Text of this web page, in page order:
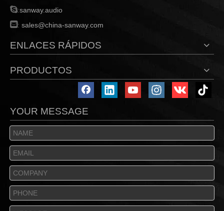
:sanway.audio
: sales@china-sanway.com
ENLACES RÁPIDOS
PRODUCTOS
YOUR MESSAGE